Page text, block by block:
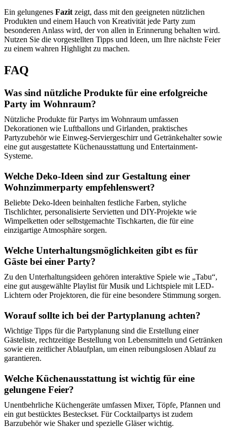
Ein gelungenes Fazit zeigt, dass mit den geeigneten nützlichen
Produkten und einem Hauch von Kreativität jede Party zum
besonderen Anlass wird, der von allen in Erinnerung behalten wird.
Nutzen Sie die vorgestellten Tipps und Ideen, um Ihre nächste Feier
zu einem wahren Highlight zu machen.
FAQ
Was sind nützliche Produkte für eine erfolgreiche
Party im Wohnraum?
Nützliche Produkte für Partys im Wohnraum umfassen
Dekorationen wie Luftballons und Girlanden, praktisches
Partyzubehör wie Einweg-Serviergeschirr und Getränkehalter sowie
eine gut ausgestattete Küchenausstattung und Entertainment-
Systeme.
Welche Deko-Ideen sind zur Gestaltung einer
Wohnzimmerparty empfehlenswert?
Beliebte Deko-Ideen beinhalten festliche Farben, styliche
Tischlichter, personalisierte Servietten und DIY-Projekte wie
Wimpelketten oder selbstgemachte Tischkarten, die für eine
einzigartige Atmosphäre sorgen.
Welche Unterhaltungsmöglichkeiten gibt es für
Gäste bei einer Party?
Zu den Unterhaltungsideen gehören interaktive Spiele wie „Tabu“,
eine gut ausgewählte Playlist für Musik und Lichtspiele mit LED-
Lichtern oder Projektoren, die für eine besondere Stimmung sorgen.
Worauf sollte ich bei der Partyplanung achten?
Wichtige Tipps für die Partyplanung sind die Erstellung einer
Gästeliste, rechtzeitige Bestellung von Lebensmitteln und Getränken
sowie ein zeitlicher Ablaufplan, um einen reibungslosen Ablauf zu
garantieren.
Welche Küchenausstattung ist wichtig für eine
gelungene Feier?
Unentbehrliche Küchengeräte umfassen Mixer, Töpfe, Pfannen und
ein gut bestücktes Besteckset. Für Cocktailpartys ist zudem
Barzubehör wie Shaker und spezielle Gläser wichtig.